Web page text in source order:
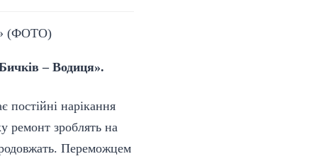
– Водиця».
постійні нарікання
ремонт зроблять на
Переможцем